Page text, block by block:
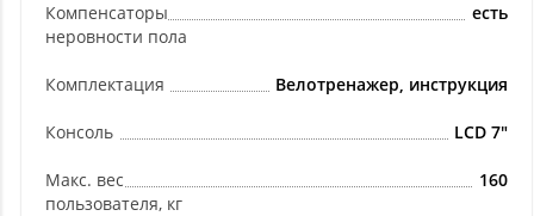
Компенсаторы
неровности пола
есть
Комплектация Велотренажер, инструкция
Консоль LCD 7"
Макс. вес
пользователя, кг
160